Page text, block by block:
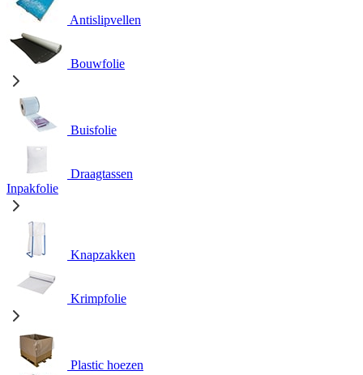
Antislipvellen
Bouwfolie
Buisfolie
Draagtassen
Inpakfolie
Knapzakken
Krimpfolie
Plastic hoezen